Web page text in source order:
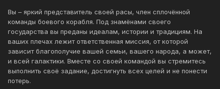
Вы – яркий представитель своей расы, член сплочённой
команды боевого корабля. Под знамёнами своего
государства вы преданы идеалам, истории и традициям. На
ваших плечах лежит ответственная миссия, от которой
зависит благополучие вашей семьи, вашего народа, а может,
и всей галактики. Вместе со своей командой вы стремитесь
выполнить своё задание, достигнуть всех целей и не понести
потерь.